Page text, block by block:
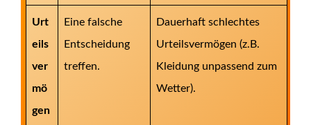
Urt
eils
ver
mö
gen
Eine falsche
Entscheidung
treffen.
Dauerhaft schlechtes
Urteilsvermögen (z.B.
Kleidung unpassend zum
Wetter).